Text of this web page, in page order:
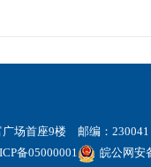
场首座9楼 邮编：230041
备05000001 皖公网安